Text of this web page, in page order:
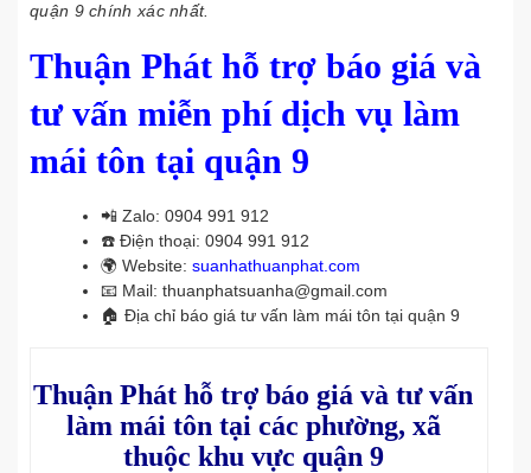
quận 9 chính xác nhất.
Thuận Phát hỗ trợ báo giá và
tư vấn miễn phí dịch vụ làm
mái tôn tại quận 9
📲 Zalo: 0904 991 912
☎️ Điện thoại: 0904 991 912
🌍 Website: suanhathuanphat.com
📧 Mail: thuanphatsuanha@gmail.com
🏠 Địa chỉ báo giá tư vấn làm mái tôn tại quận 9
Thuận Phát hỗ trợ báo giá và tư vấn
làm mái tôn tại các phường, xã
thuộc khu vực quận 9